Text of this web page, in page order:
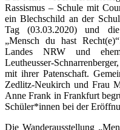
Rassismus – Schule mit
ein Blechschild an der
Tag (03.03.2020) und
„Mensch du hast
Landes NRW und
Leutheusser-
mit ihrer Patenschaft.
Zedlitz-Neukirch und Frau
Anne Frank in Frankfurt
Schüler*innen bei der
Die Wanderausstellung